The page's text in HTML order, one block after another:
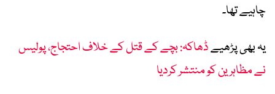
چاہیے تھا۔
یہ بھی پڑھیےڈھاکہ: بچے کے قتل کے خلاف احتجاج، پولیس
نے مظاہرین کو منتشر کردیا